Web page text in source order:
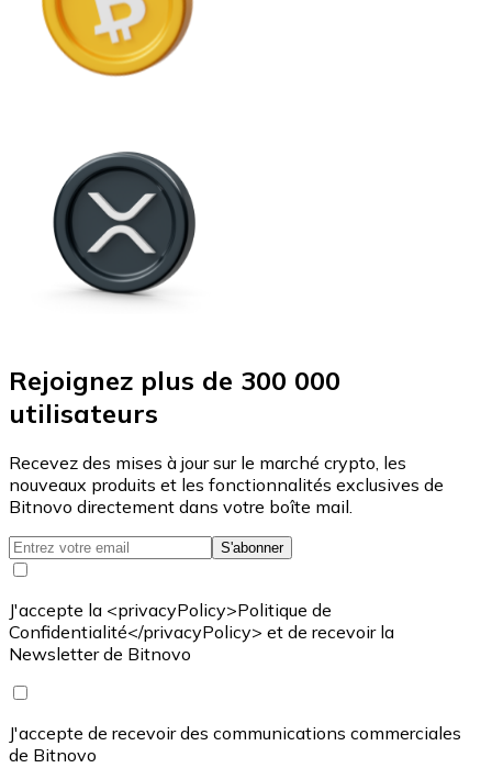
Rejoignez plus de 300 000
utilisateurs
Recevez des mises à jour sur le marché crypto, les
nouveaux produits et les fonctionnalités exclusives de
Bitnovo directement dans votre boîte mail.
S'abonner
J'accepte la <privacyPolicy>Politique de
Confidentialité</privacyPolicy> et de recevoir la
Newsletter de Bitnovo
J'accepte de recevoir des communications commerciales
de Bitnovo